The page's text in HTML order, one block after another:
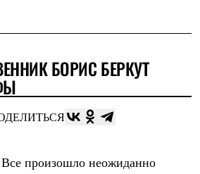
БОРИС БЕРКУТ
произошло неожиданно